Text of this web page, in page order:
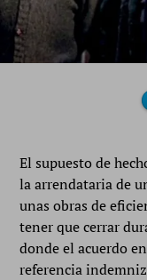
El supuesto de
la arrendataria de
unas obras de
tener que cerrar
donde el acuerdo
referencia